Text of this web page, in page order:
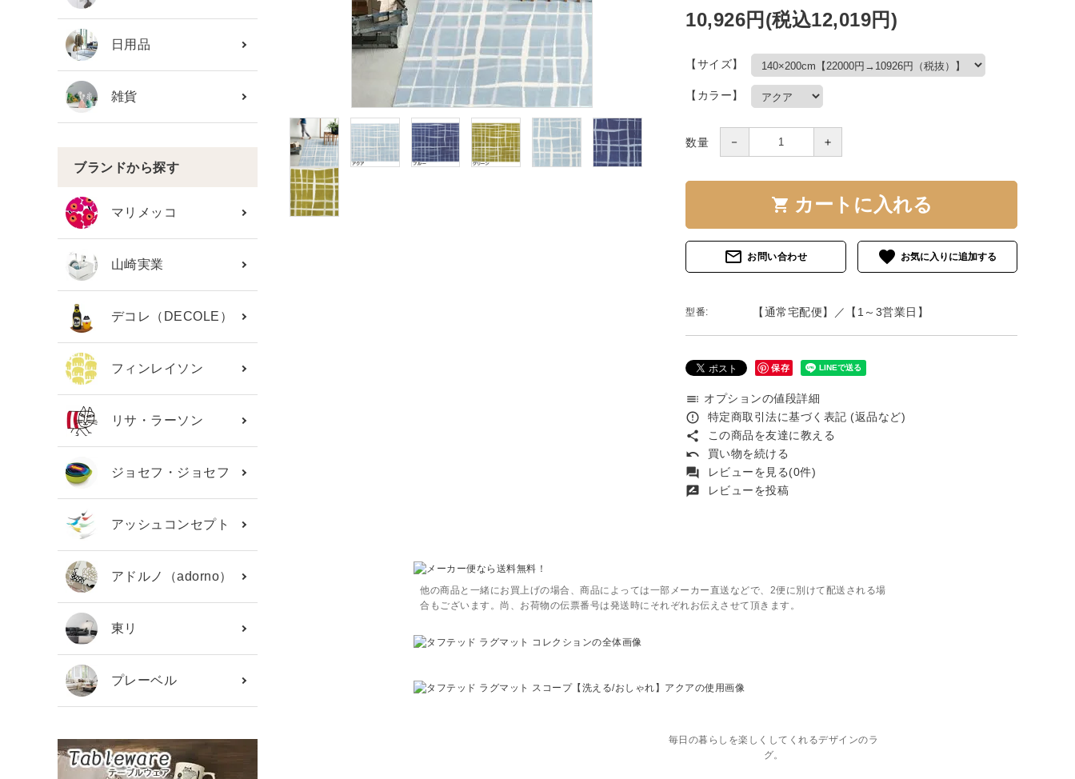
日用品
雑貨
ブランドから探す
マリメッコ
山崎実業
デコレ（DECOLE）
フィンレイソン
リサ・ラーソン
ジョセフ・ジョセフ
アッシュコンセプト
アドルノ（adorno）
東リ
プレーベル
10,926円(税込12,019円)
【サイズ】
【カラー】
数量 － ＋
shopping_cart カートに入れる
mail_outline お問い合わせ favorite
型番: 【通常宅配便】／【1～3営業日】
保存
toc オプションの値段詳細
error_outline 特定商取引法に基づく表記 (返品など)
share この商品を友達に教える
undo 買い物を続ける
forum レビューを見る(0件)
rate_review レビューを投稿
他の商品と一緒にお買上げの場合、商品によっては一部メーカー直送などで、2便に別けて配送される場
合もございます。尚、お荷物の伝票番号は発送時にそれぞれお伝えさせて頂きます。
毎日の暮らしを楽しくしてくれるデザインのラ
グ。